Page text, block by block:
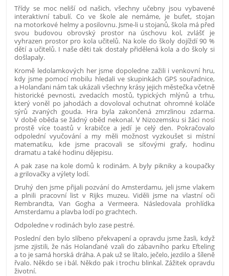
Třídy se moc neliší od našich, všechny učebny jsou vybavené
interaktivní tabulí. Co ve škole ale nemáme, je bufet, stojan
na motorkové helmy a posilovnu. Jsme-li u stojanů, škola má před
svou budovou obrovský prostor na úschovu kol, zvlášť je
vyhrazen prostor pro kola učitelů. Na kole do školy dojíždí 90 %
dětí a učitelů. I naše děti tak dostaly přidělená kola a do školy si
došlapaly.
Kromě ledolamkových her jsme dopoledne zažili i venkovní hru,
kdy jsme pomocí mobilu hledali ve skupinkách GPS souřadnice,
a Holanďani nám tak ukázali všechny krásy jejich městečka včetně
historické pevnosti, zvedacích mostů, typických mlýnů a trhu,
který voněl po jahodách a dovoloval ochutnat ohromné koláče
sýrů zvaných gouda. Hra byla zakončená zmrzlinou zdarma.
V době oběda se žádný oběd nekonal. V Nizozemsku si žáci nosí
prostě více toastů v krabičce a jedí je celý den. Pokračovalo
odpolední vyučování a my měli možnost vyzkoušet si místní
matematiku, kde jsme pracovali se síťovými grafy, hodinu
dramatu a také hodinu dějepisu.
A pak zase na kole domů k rodinám. A byly pikniky a koupačky
a grilovačky a výlety lodí.
Druhý den jsme přijali pozvání do Amsterdamu, jeli jsme vlakem
a plnili pracovní list v Rijks muzeu. Viděli jsme na vlastní oči
Rembrandta, Van Gogha a Vermeera. Následovala prohlídka
Amsterdamu a plavba lodí po grachtech.
Odpoledne v rodinách bylo zase pestré.
Poslední den bylo slíbeno překvapení a opravdu jsme žasli, když
jsme zjistili, že nás Holanďané vzali do zábavního parku Efteling
a to je samá horská dráha. A pak už se lítalo, ječelo, jezdilo a šíleně
řvalo. Někdo se i bál. Někdo pak i trochu blinkal. Zážitek opravdu
životní.